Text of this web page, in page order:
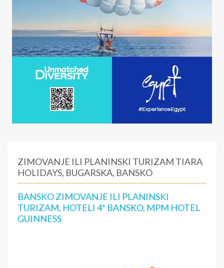
ZIMOVANJE ILI PLANINSKI TURIZAM TIARA
HOLIDAYS, BUGARSKA, BANSKO
BANSKO ZIMOVANJE ILI PLANINSKI
TURIZAM, HOTELI 4* BANSKO, MPM HOTEL
GUINNESS